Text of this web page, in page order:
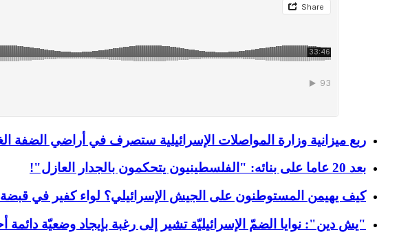
ربع ميزانية وزارة المواصلات الإسرائيلية ستصرف في أراضي الضفة
بعد 20 عاما على بنائه: "الفلسطينيون يتحكمون بالجدار العازل"!
كيف يهيمن المستوطنون على الجيش الإسرائيلي؟ لواء كفير في
"يش دين": نوايا الضمّ الإسرائيليّة تشير إلى رغبة بإيجاد وضعيّة